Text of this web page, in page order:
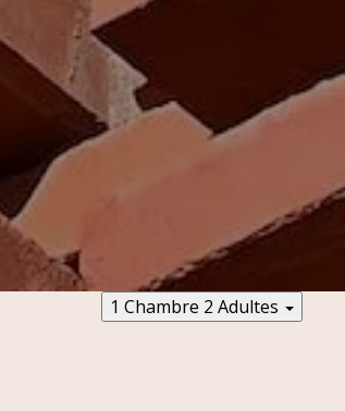
1 Chambre 2 Adultes